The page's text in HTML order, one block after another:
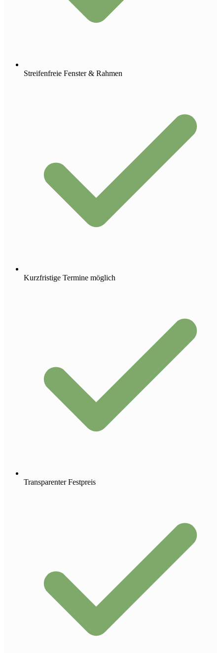
Streifenfreie Fenster & Rahmen
Kurzfristige Termine möglich
Transparenter Festpreis